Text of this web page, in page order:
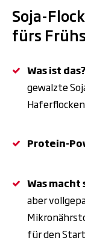
Soja-
fürs
Was ist das?
gewalzte
Protein-
Was macht
aber
für den